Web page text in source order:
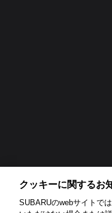
クッキーに関するお
SUBARUのwebサイトで